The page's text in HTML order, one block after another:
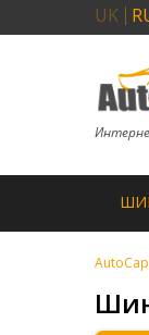
UK